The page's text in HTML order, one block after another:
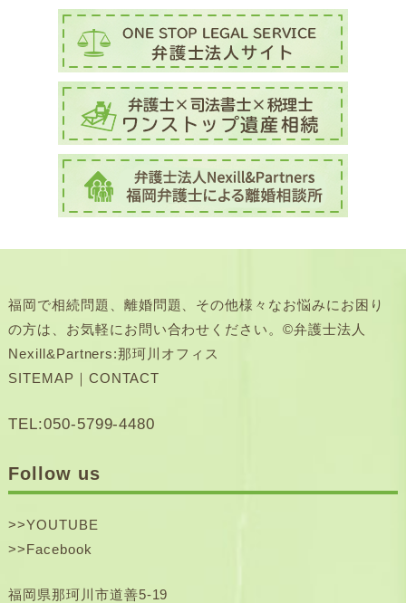
福岡で相続問題、離婚問題、その他様々なお悩みにお困り
の方は、お気軽にお問い合わせください。©弁護士法人
Nexill&Partners:那珂川オフィス
SITEMAP ｜ CONTACT
TEL:050-5799-4480
Follow us
>>YOUTUBE
>>Facebook
福岡県那珂川市道善5-19